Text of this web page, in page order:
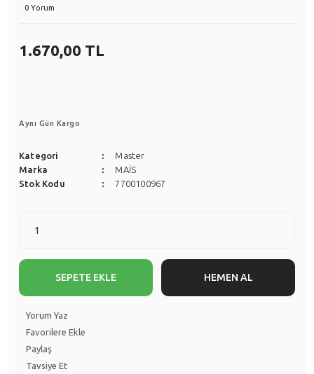
0 Yorum
1.670,00 TL
Aynı Gün Kargo
Kategori
Master
Marka
MAİS
Stok Kodu
7700100967
SEPETE EKLE HEMEN AL
Yorum Yaz
Paylaş
Tavsiye Et